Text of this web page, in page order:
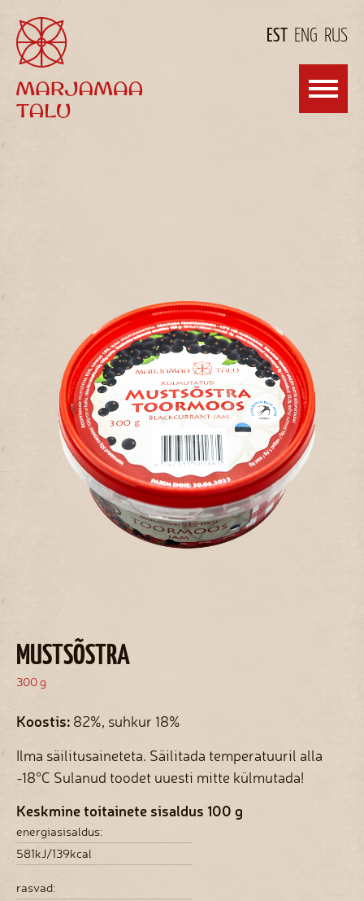
EST ENG RUS
MUSTSÕSTRA
300 g
Koostis: 82%, suhkur 18%
Ilma säilitusaineteta. Säilitada temperatuuril alla
-18°C Sulanud toodet uuesti mitte külmutada!
Keskmine toitainete sisaldus 100 g
energiasisaldus:
581kJ/139kcal
rasvad: